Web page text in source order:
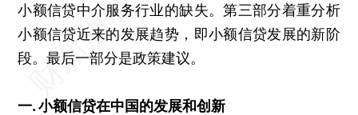
小额信贷中介服务行业的缺失。第三部分着重分析
小额信贷近来的发展趋势，即小额信贷发展的新阶
段。最后一部分是政策建议。
一. 小额信贷在中国的发展和创新